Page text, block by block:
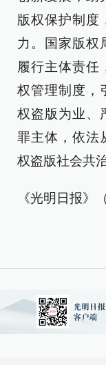
版权保护制度
力。国家版权
履行主体责任
权管理制度，
权盗版为业、
罪主体，依法
权盗版社会共
《光明日报》